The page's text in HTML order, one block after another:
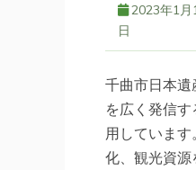
2023年1月
日
千曲市日本遺
を広く発信
用していま
化、観光資